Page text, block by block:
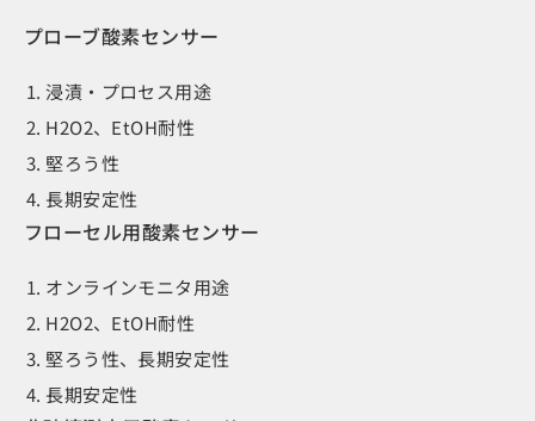
プローブ酸素センサー
浸漬・プロセス用途
H2O2、EtOH耐性
堅ろう性
長期安定性
フローセル用酸素センサー
オンラインモニタ用途
H2O2、EtOH耐性
堅ろう性、長期安定性
長期安定性